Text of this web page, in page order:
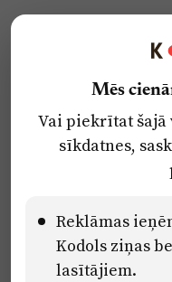
Privātuma politika
Ētikas kodekss
Pārredzamības paziņojumi
Mēs
Vai piekrītat
sīkdatnes,
Reklāmas
Kodols ziņas
lasītājiem.